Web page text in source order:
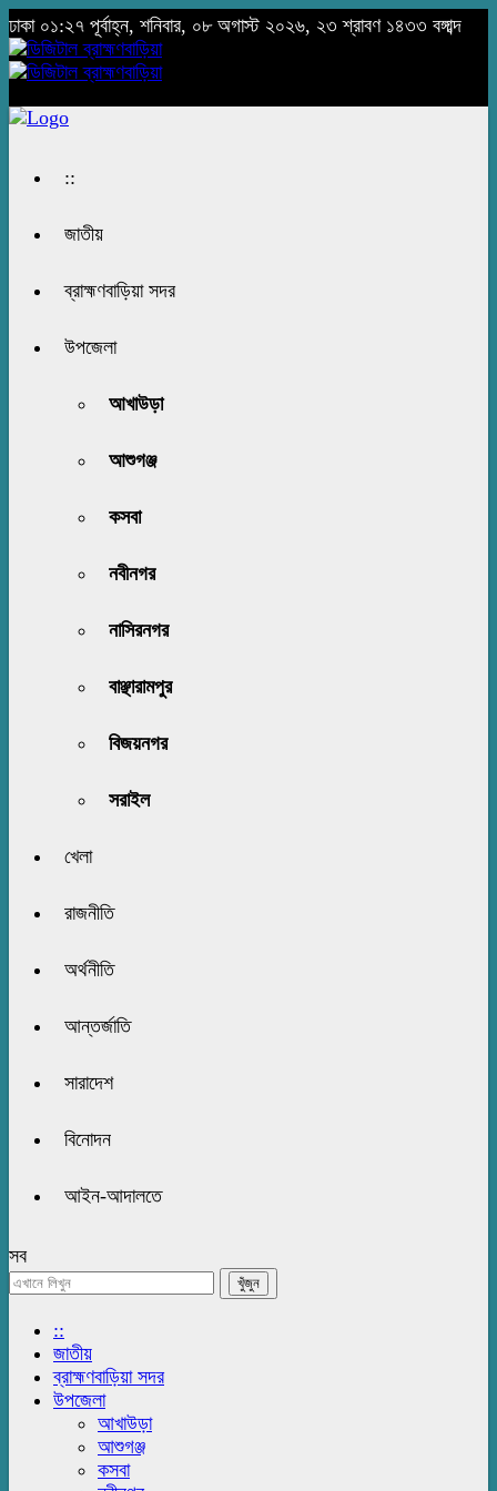
ঢাকা ০১:২৭ পূর্বাহ্ন, শনিবার, ০৮ অগাস্ট ২০২৬, ২৩ শ্রাবণ ১৪৩৩ বঙ্গাব্দ
::
জাতীয়
ব্রাহ্মণবাড়িয়া সদর
উপজেলা
আখাউড়া
আশুগঞ্জ
কসবা
নবীনগর
নাসিরনগর
বাঞ্ছারামপুর
বিজয়নগর
সরাইল
খেলা
রাজনীতি
অর্থনীতি
আন্তর্জাতি
সারাদেশ
বিনোদন
আইন-আদালতে
সব
::
জাতীয়
ব্রাহ্মণবাড়িয়া সদর
উপজেলা
আখাউড়া
আশুগঞ্জ
কসবা